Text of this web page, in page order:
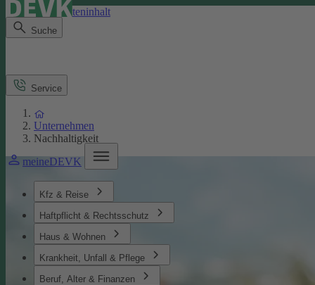
Direkt zum Seiteninhalt
Suche
meineDEVK
Kfz & Reise
Haftpflicht & Rechtsschutz
Haus & Wohnen
Krankheit, Unfall & Pflege
Beruf, Alter & Finanzen
Service
Unternehmen
Nachhaltigkeit